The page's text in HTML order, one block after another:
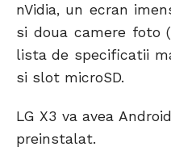
nVidia, un ecran
si doua camere foto
lista de specificatii
si slot microSD.
LG X3 va avea
preinstalat.